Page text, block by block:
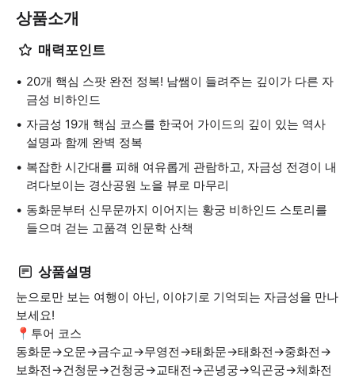
상품소개
매력포인트
20개 핵심 스팟 완전 정복! 남쌤이 들려주는 깊이가 다른 자
금성 비하인드
자금성 19개 핵심 코스를 한국어 가이드의 깊이 있는 역사
설명과 함께 완벽 정복
복잡한 시간대를 피해 여유롭게 관람하고, 자금성 전경이 내
려다보이는 경산공원 노을 뷰로 마무리
동화문부터 신무문까지 이어지는 황궁 비하인드 스토리를
들으며 걷는 고품격 인문학 산책
상품설명
눈으로만 보는 여행이 아닌, 이야기로 기억되는 자금성을 만나
보세요!
📍투어 코스
동화문→오문→금수교→무영전→태화문→태화전→중화전→
보화전→건청문→건청궁→교태전→곤녕궁→익곤궁→체화전